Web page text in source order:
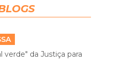
verde" da Justiça para